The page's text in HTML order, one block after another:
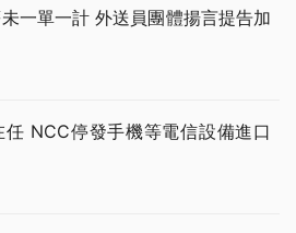
一單一計 外送員團體揚言提告加
NCC停發手機等電信設備進口